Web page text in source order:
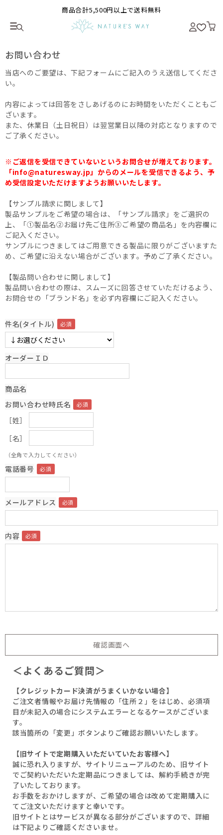
商品合計5,500円以上で送料無料
お問い合わせ
当店へのご要望は、下記フォームにご記入のうえ送信してくださ
い。
内容によっては回答をさしあげるのにお時間をいただくこともご
ざいます。
また、休業日（土日祝日）は翌営業日以降の対応となりますので
ご了承ください。
※ご返信を受信できていないというお問合せが増えております。
「info@naturesway.jp」からのメールを受信できるよう、予
め受信設定いただけますようお願いいたします。
【サンプル請求に関しまして】
製品サンプルをご希望の場合は、「サンプル請求」をご選択の
上、「①製品名②お届け先ご住所③ご希望の商品名」を内容欄に
ご記入ください。
サンプルにつきましてはご用意できる製品に限りがございますた
め、ご希望に沿えない場合がございます。予めご了承ください。
【製品問い合わせに関しまして】
製品問い合わせの際は、スムーズに回答させていただけるよう、
お問合せの「ブランド名」を必ず内容欄にご記入ください。
件名(タイトル)
オーダーＩＤ
商品名
お問い合わせ時氏名
［姓］
［名］
（全角で入力してください）
電話番号
メールアドレス
内容
＜よくあるご質問＞
【クレジットカード決済がうまくいかない場合】
ご注文者情報やお届け先情報の「住所２」をはじめ、必須項
目が未記入の場合にシステムエラーとなるケースがございま
す。
該当箇所の「変更」ボタンよりご確認お願いいたします。
【旧サイトで定期購入いただいていたお客様へ】
誠に恐れ入りますが、サイトリニューアルのため、旧サイト
でご契約いただいた定期品につきましては、解約手続きが完
了いたしております。
お手数をおかけしますが、ご希望の場合は改めて定期購入に
てご注文いただけますと幸いです。
旧サイトとはサービスが異なる部分がございますので、詳細
は下記よりご確認くださいませ。